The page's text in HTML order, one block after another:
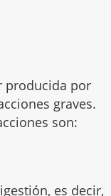
producida por
graves.
son:
, es decir,